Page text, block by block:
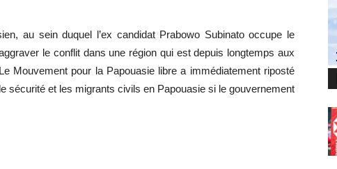
au sein duquel l’ex candidat Prabowo Subinato occupe le
le conflit dans une région qui est depuis longtemps aux
Mouvement pour la Papouasie libre a immédiatement riposté
sécurité et les migrants civils en Papouasie si le gouvernement